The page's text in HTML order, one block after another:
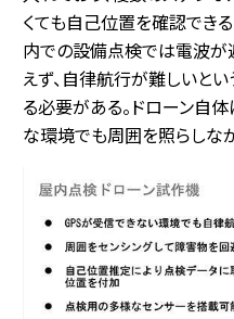
くても自己位置を確認でき
内での設備点検では電波が
えず、自律航行が難しいと
る必要がある。ドローン自
な環境でも周囲を照らしな